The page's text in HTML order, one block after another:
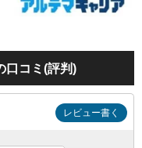
口コミ(評判)
レビュー書く